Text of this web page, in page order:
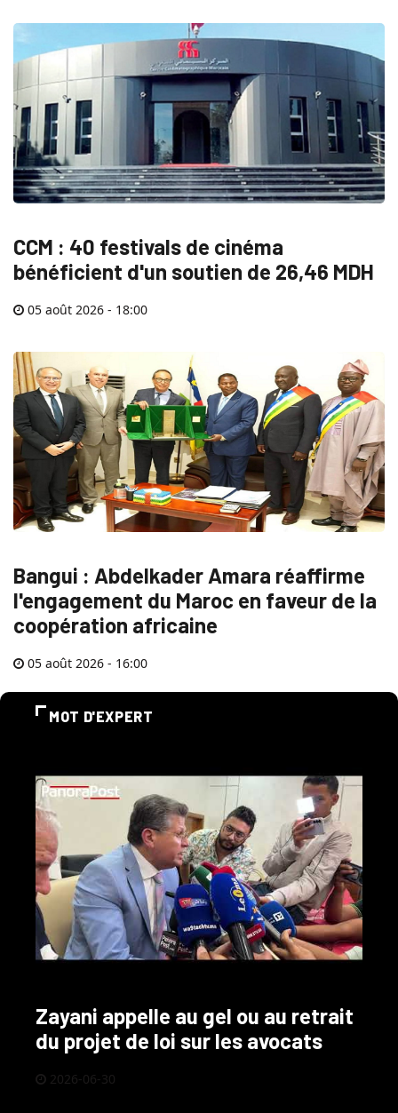
CCM : 40 festivals de cinéma
bénéficient d'un soutien de 26,46 MDH
05 août 2026 - 18:00
Bangui : Abdelkader Amara réaffirme
l'engagement du Maroc en faveur de la
coopération africaine
05 août 2026 - 16:00
MOT D'EXPERT
Zayani appelle au gel ou au retrait
du projet de loi sur les avocats
2026-06-30